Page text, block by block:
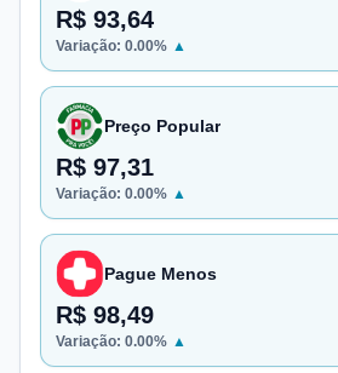
R$ 93,64
Variação: 0.00% ▲
Preço Popular
R$ 97,31
Variação: 0.00% ▲
Pague Menos
R$ 98,49
Variação: 0.00% ▲